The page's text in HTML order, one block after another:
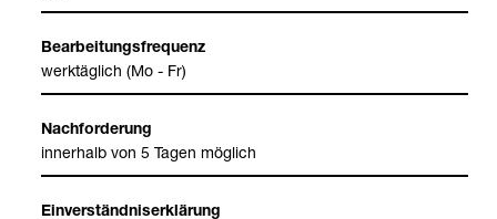
Bear­bei­tungs­fre­quenz
werk­täg­lich (Mo - Fr)
Nach­for­de­rung
inner­halb von 5 Tagen mög­lich
Ein­ver­ständ­nis­er­klä­rung